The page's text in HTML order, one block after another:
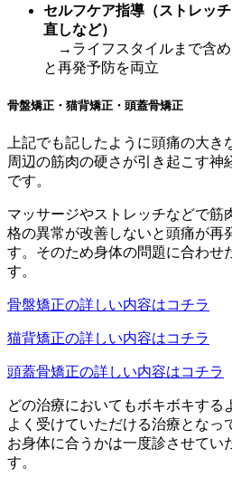
セルフケア指導（ストレッ
直しなど）
→ライフスタイルまで含め
と再発予防を両立
骨盤矯正・猫背矯正・頭蓋骨矯正
上記でも記したように頭痛の大
周辺の筋肉の硬さが引き起こす神
です。
マッサージやストレッチなどで筋
格の異常が改善しないと頭痛が再
す。そのため身体の問題に合わせ
す。
骨盤矯正の詳しい内容はコチラ
猫背矯正の詳しい内容はコチラ
頭蓋骨矯正の詳しい内容はコチラ
どの治療においてもボキボキする
よく受けていただける治療となっ
お身体に合うかは一度診させてい
す。